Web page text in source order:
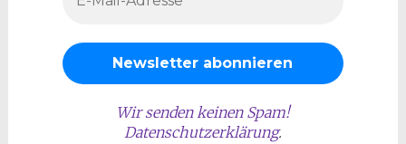
Wir senden keinen Spam!
Datenschutzerklärung.